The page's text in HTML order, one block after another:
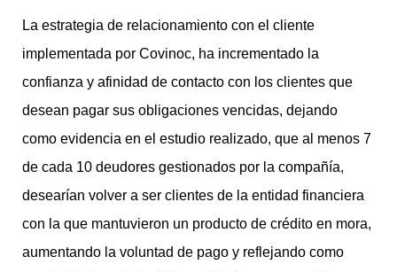
La estrategia de relacionamiento con el cliente
implementada por Covinoc, ha incrementado la
confianza y afinidad de contacto con los clientes que
desean pagar sus obligaciones vencidas, dejando
como evidencia en el estudio realizado, que al menos 7
de cada 10 deudores gestionados por la compañía,
desearían volver a ser clientes de la entidad financiera
con la que mantuvieron un producto de crédito en mora,
aumentando la voluntad de pago y reflejando como